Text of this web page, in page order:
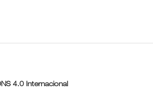
4.0 Internacional